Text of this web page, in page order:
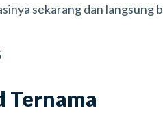
sekarang dan
Ternama